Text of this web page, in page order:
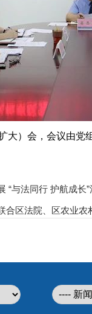
大）会，会议由
“与法同行 护航成长
合区法院、区农业